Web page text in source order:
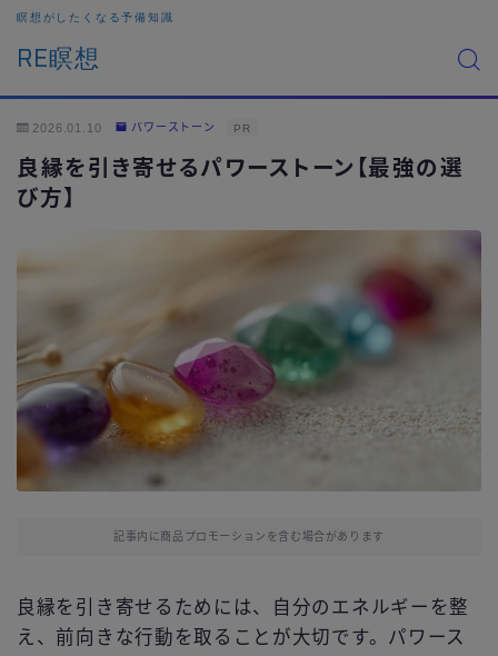
RE瞑想
瞑想がしたくなる予備知識
2026.01.10 パワーストーン PR
良縁を引き寄せるパワーストーン【最強の選
び方】
記事内に商品プロモーションを含む場合があります
良縁を引き寄せるためには、自分のエネルギーを整
え、前向きな行動を取ることが大切です。パワース